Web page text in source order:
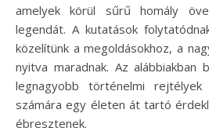
amelyek körül sűrű homály
legendát. A kutatások
közelítünk a megoldásokhoz, a
nyitva maradnak. Az alábbiakban
legnagyobb történelmi rejtélyek
számára egy életen át tartó
ébresztenek.